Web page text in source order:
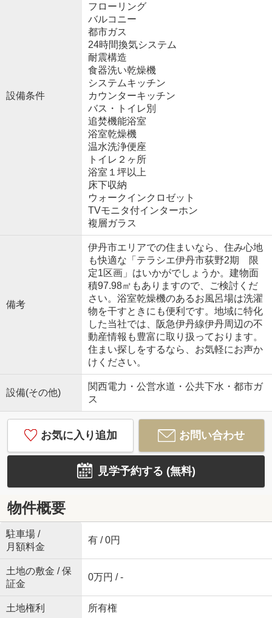
設備条件
フローリング
バルコニー
都市ガス
24時間換気システム
耐震構造
食器洗い乾燥機
システムキッチン
カウンターキッチン
バス・トイレ別
追焚機能浴室
浴室乾燥機
温水洗浄便座
トイレ２ヶ所
浴室１坪以上
床下収納
ウォークインクロゼット
TVモニタ付インターホン
複層ガラス
備考
伊丹市エリアでの住まいなら、住み心地
も快適な「テラシエ伊丹市荻野2期 限
定1区画」はいかがでしょうか。建物面
積97.98㎡もありますので、ご検討くだ
さい。浴室乾燥機のあるお風呂場は洗濯
物を干すときにも便利です。地域に特化
した当社では、阪急伊丹線伊丹周辺の不
動産情報も豊富に取り扱っております。
住まい探しをするなら、お気軽にお声か
けください。
設備(その他)
関西電力・公営水道・公共下水・都市ガ
ス
お気に入り追加 お問い合わせ
見学予約する (無料)
物件概要
駐車場 /
月額料金
有 / 0円
土地の敷金 / 保
証金
0万円 / -
土地権利 所有権